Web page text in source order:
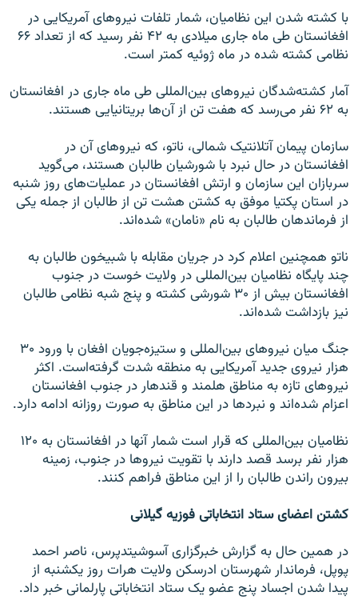
با کشته شدن این نظامیان، شمار تلفات نیروهای آمریکایی در
افغانستان طی ماه جاری میلادی به ۴۲ نفر رسید که از تعداد ۶۶
نظامی کشته شده در ماه ژوئیه کمتر است.
آمار کشته‌شدگان نیروهای بین‌المللی طی ماه جاری در افغانستان
به ۶۲ نفر می‌رسد که هفت تن از آن‌ها بریتانیایی هستند.
سازمان پیمان آتلانتیک شمالی، ناتو، که نیروهای آن در
افغانستان در حال نبرد با شورشیان طالبان هستند، می‌گوید
سربازان این سازمان و ارتش افغانستان در عملیات‌های روز شنبه
در استان پکتیا موفق به کشتن هشت تن از طالبان از جمله یکی
از فرماندهان طالبان به نام «نامان» شده‌اند.
ناتو همچنین اعلام کرد در جریان مقابله با شبیخون طالبان به
چند پایگاه نظامیان بین‌المللی در ولایت خوست در جنوب
افغانستان بیش از ۳۰ شورشی کشته و پنج شبه نظامی طالبان
نیز بازداشت شده‌اند.
جنگ میان نیروهای بین‌المللی و ستیزه‌جویان افغان با ورود ۳۰
هزار نیروی جدید آمریکایی به منطقه شدت گرفته‌است. اکثر
نیروهای تازه به مناطق هلمند و قندهار در جنوب افغانستان
اعزام شده‌اند و نبردها در این مناطق به صورت روزانه ادامه دارد.
نظامیان بین‌المللی که قرار است شمار آنها در افغانستان به ۱۲۰
هزار نفر برسد قصد دارند با تقویت نیروها در جنوب، زمینه
بیرون راندن طالبان را از این مناطق فراهم کنند.
کشتن اعضای ستاد انتخاباتی فوزیه گیلانی
در همین حال به گزارش خبرگزاری آسوشیتدپرس، ناصر احمد
پوپل، فرماندار شهرستان ادرسکن ولایت هرات روز یکشنبه از
پیدا شدن اجساد پنج عضو یک ستاد انتخاباتی پارلمانی خبر داد.